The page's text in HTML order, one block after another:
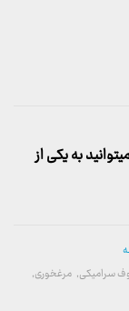
به یکی از
سرامیکی, مرغخوری,